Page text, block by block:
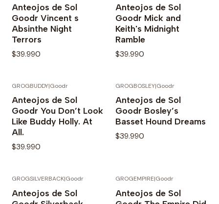
Anteojos de Sol
Goodr Vincent s
Absinthe Night
Terrors
$39.990
Anteojos de Sol
Goodr Mick and
Keith's Midnight
Ramble
$39.990
GROGBUDDY|Goodr
Anteojos de Sol
Goodr You Don’t Look
Like Buddy Holly. At
All.
$39.990
GROGBOSLEY|Goodr
Anteojos de Sol
Goodr Bosley’s
Basset Hound Dreams
$39.990
GROGSILVERBACK|Goodr
Anteojos de Sol
GROGEMPIRE|Goodr
Anteojos de Sol